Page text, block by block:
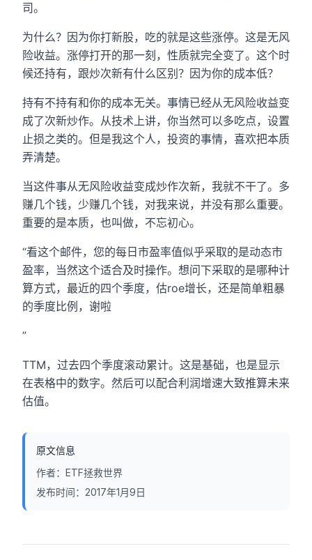
司。
为什么？因为你打新股，吃的就是这些涨停。这是无风
险收益。涨停打开的那一刻，性质就完全变了。这个时
候还持有，跟炒次新有什么区别？因为你的成本低？
持有不持有和你的成本无关。事情已经从无风险收益变
成了次新炒作。从技术上讲，你当然可以多吃点，设置
止损之类的。但是我这个人，投资的事情，喜欢把本质
弄清楚。
当这件事从无风险收益变成炒作次新，我就不干了。多
赚几个钱，少赚几个钱，对我来说，并没有那么重要。
重要的是本质，也叫做，不忘初心。
“看这个邮件，您的每日市盈率值似乎采取的是动态市
盈率，当然这个适合及时操作。想问下采取的是哪种计
算方式，最近的四个季度，估roe增长，还是简单粗暴
的季度比例，谢啦
”
TTM，过去四个季度滚动累计。这是基础，也是显示
在表格中的数字。然后可以配合利润增速大致推算未来
估值。
原文信息
作者： ETF拯救世界
发布时间： 2017年1月9日